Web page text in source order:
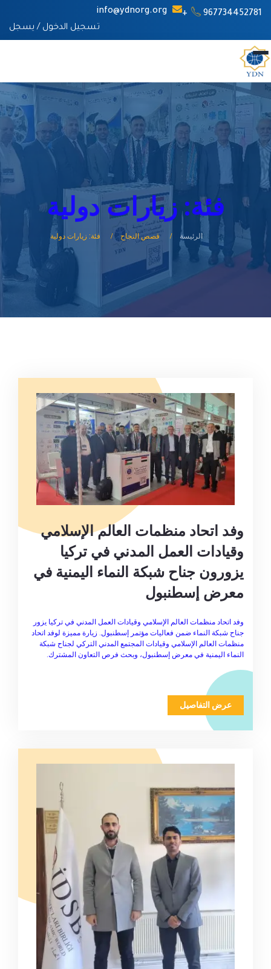
967734452781+
info@ydnorg.org
تسجيل الدخول / يسجل
فئة: زيارات دولية
الرئيسة قصص النجاح فئة: زيارات دولية
وفد اتحاد منظمات العالم الإسلامي
وقيادات العمل المدني في تركيا
يزورون جناح شبكة النماء اليمنية في
معرض إسطنبول
وفد اتحاد منظمات العالم الإسلامي وقيادات العمل المدني في تركيا يزور
جناح شبكة النماء ضمن فعاليات مؤتمر إسطنبول. زيارة مميزة لوفد اتحاد
منظمات العالم الإسلامي وقيادات المجتمع المدني التركي لجناح شبكة
النماء اليمنية في معرض إسطنبول، وبحث فرص التعاون المشترك.
عرض التفاصيل